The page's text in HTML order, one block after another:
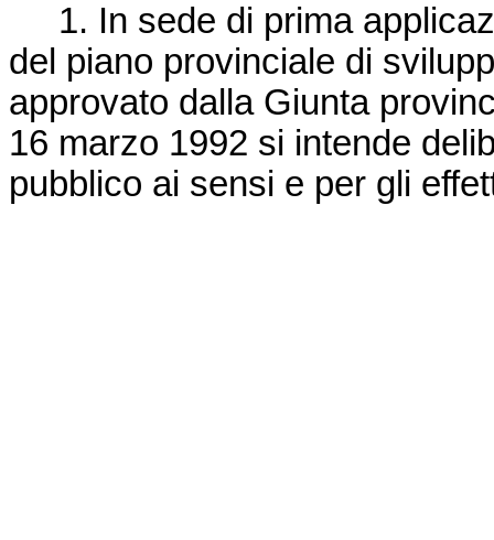
1. In sede di prima
del piano provinciale di
approvato dalla Giunta
16 marzo 1992 si intende
pubblico ai sensi e per gli